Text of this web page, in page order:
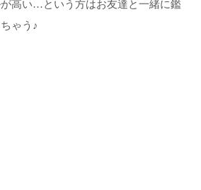
高い…という方はお友達と一緒に鑑
ゃう♪